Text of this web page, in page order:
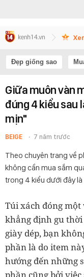
Đẹp giống sao
Giữa muôn vàn
đúng 4 kiểu sau
mịn"
BEIGE 7 năm trước
Theo chuyên trang về
không cần mua sắm
trong 4 kiểu dưới đây là
Túi xách đóng
khẳng định gu
giày dép, bạn
phần là do item
hướng đến những